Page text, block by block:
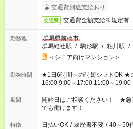
完了次第のお支払いとなります。
交通費別途支給あり
交通費 交通費全額支給※規定有
勤務地
群馬県前橋市
群馬総社駅 / 駒形駅 / 粕川駅 /
＜シニア向けマンション＞
勤務時間
★1日6時間～の時短シフトOK ★スタート時間選べます！ 7:00～
16:00 9:00～17:00 11:00～19:00
場合、他のお仕事と合わせ週40
ん ※法令に基づき、週20時間以
となります ※労働者派遣法（日
短時間・短期間の就業はご案内
期間
開始日はご相談ください！ ★
でも働けます！
特徴 日払いOK / 履歴書不要 / 40～50